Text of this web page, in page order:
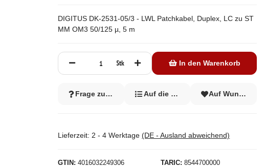
GTIN
4016032249306
TARIC 8544700000
DIGITUS DK-2531-05/3 - LWL Patchkabel, Duplex, LC zu ST
MM OM3 50/125 µ, 5 m
Frage zum Artikel Auf die Vergleichsliste
Auf
Stk In den Warenkorb
Lieferzeit: 2 - 4 Werktage(DE - Ausland abweichend)